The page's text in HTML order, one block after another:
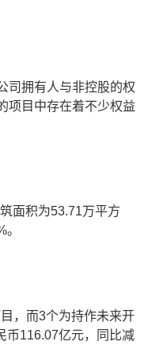
司拥有人与非控股的权
项目中存在着不少权益
面积为53.71万平方
，而3个为持作未来开
币116.07亿元，同比减